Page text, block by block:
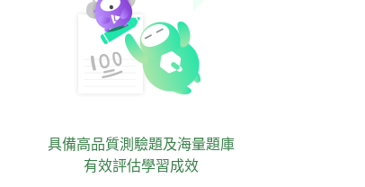
具備高品質測驗題及海量題庫
有效評估學習成效